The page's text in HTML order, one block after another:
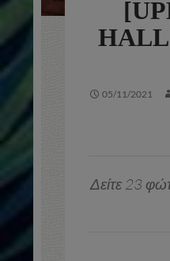
05/11/2021
Δείτε 23